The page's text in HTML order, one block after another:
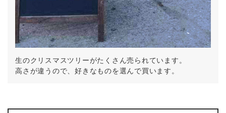
生のクリスマスツリーがたくさん売られています。
高さが違うので、好きなものを選んで買います。